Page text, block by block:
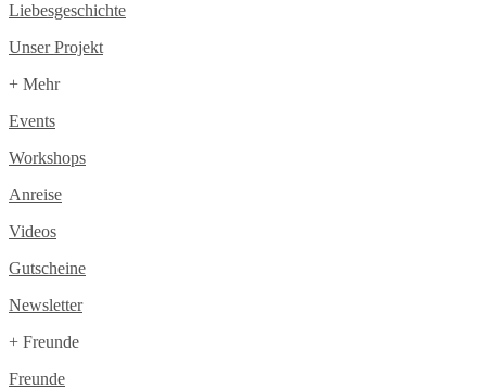
Liebesgeschichte
Unser Projekt
+ Mehr
Events
Workshops
Anreise
Videos
Gutscheine
Newsletter
+ Freunde
Freunde